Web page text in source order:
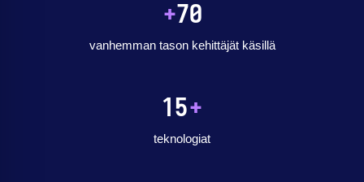
+70
vanhemman tason kehittäjät käsillä
15+
teknologiat